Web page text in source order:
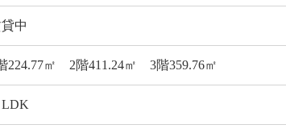
中
224.77㎡ 2階411.24㎡ 3階359.76㎡
LDK